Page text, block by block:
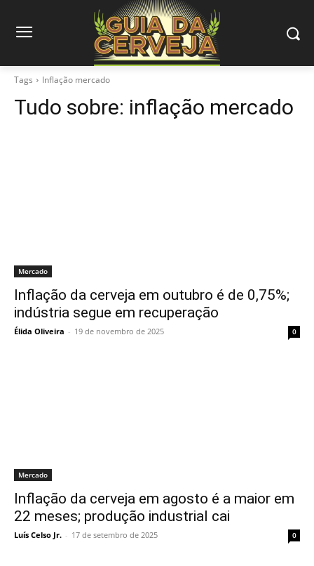
Tags Inflação mercado
Tudo sobre: inflação mercado
Mercado
Inflação da cerveja em outubro é de 0,75%;
indústria segue em recuperação
Élida Oliveira - 19 de novembro de 2025 0
Mercado
Inflação da cerveja em agosto é a maior em
22 meses; produção industrial cai
Luís Celso Jr. - 17 de setembro de 2025 0